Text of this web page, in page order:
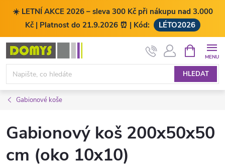
☀️ LETNÍ AKCE 2026 – sleva 300 Kč při nákupu nad 3.000
Kč | Platnost do 21.9.2026 ⏰ | Kód:
LÉTO2026
Přejít
obsah
HLEDAT
NÁKUPNÍ
KOŠÍK
Gabionové koše
Gabionový koš 200x50x50
cm (oko 10x10)